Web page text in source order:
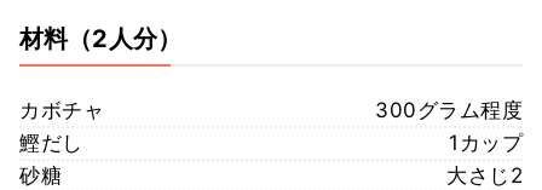
材料（2人分）
カボチャ
300グラム程度
鰹だし
1カップ
砂糖
大さじ2